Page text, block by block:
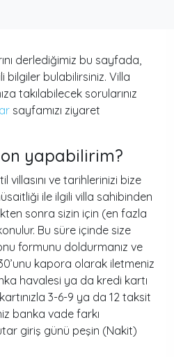
derlediğimiz bu sayfada,
bilgiler bulabilirsiniz. Villa
takılabilecek sorularınız
sayfamızı ziyaret
yapabilirim?
villasını ve tarihlerinizi bize
ile ilgili villa sahibinden
sonra sizin için (en fazla
Bu süre içinde size
formunu doldurmanız ve
kapora olarak iletmeniz
havalesi ya da kredi kartı
3-6-9 ya da 12 taksit
banka vade farkı
giriş günü peşin (Nakit)